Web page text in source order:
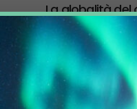
La globalità
costringe la
nell’Artico
3 Marzo 2022
Pechino guarda con
avvenimenti in